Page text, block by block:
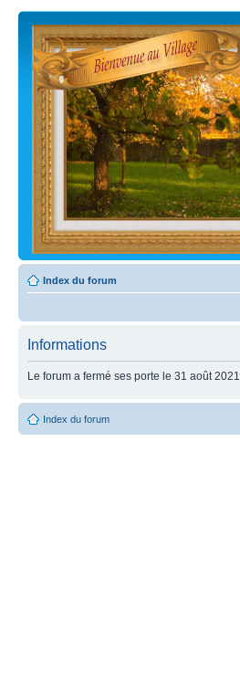
Index du forum
Informations
Le forum a fermé ses porte le 31 août 2021
Index du forum